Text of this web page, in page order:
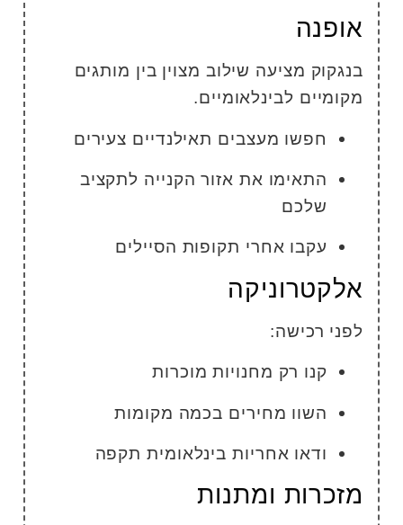
מציעה שילוב מצוין בין מותגים
לבינלאומיים.
חפשו מעצבים תאילנדיים צעירים
התאימו את אזור הקנייה לתקציב
שלכם
עקבו אחרי תקופות הסיילים
רכישה:
קנו רק מחנויות מוכרות
השוו מחירים בכמה מקומות
ודאו אחריות בינלאומית תקפה
ומתנות